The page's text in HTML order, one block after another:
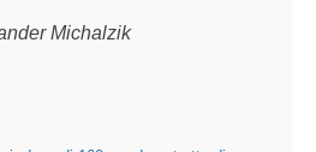
Michalzik